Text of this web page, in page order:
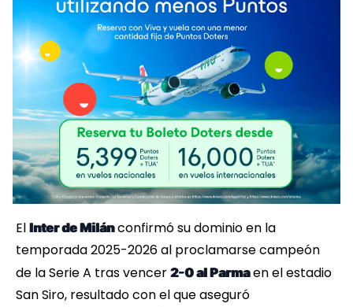
El Inter de Milánconfirmó su dominio en la
temporada 2025-2026 al proclamarse campeón
de la Serie A tras vencer 2-0 al Parmaen el estadio
San Siro, resultado con el que aseguró